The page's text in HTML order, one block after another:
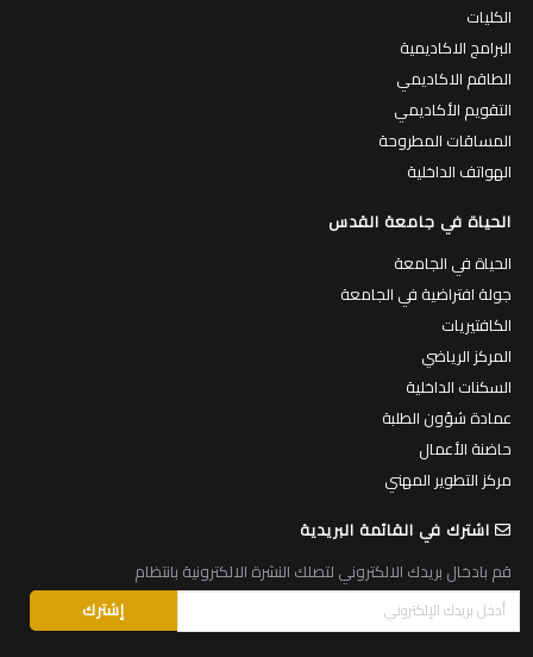
الكليات
البرامج الاكاديمية
الطاقم الاكاديمي
التقويم الأكاديمي
المساقات المطروحة
الهواتف الداخلية
الحياة في جامعة القدس
الحياة في الجامعة
جولة افتراضية في الجامعة
الكافتيريات
المركز الرياضي
السكنات الداخلية
عمادة شؤون الطلبة
حاضنة الأعمال
مركز التطوير المهني
اشترك في القائمة البريدية
قم بادخال بريدك الالكتروني لتصلك النشرة الالكترونية بانتظام